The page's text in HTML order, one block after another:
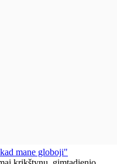
mane globoji"